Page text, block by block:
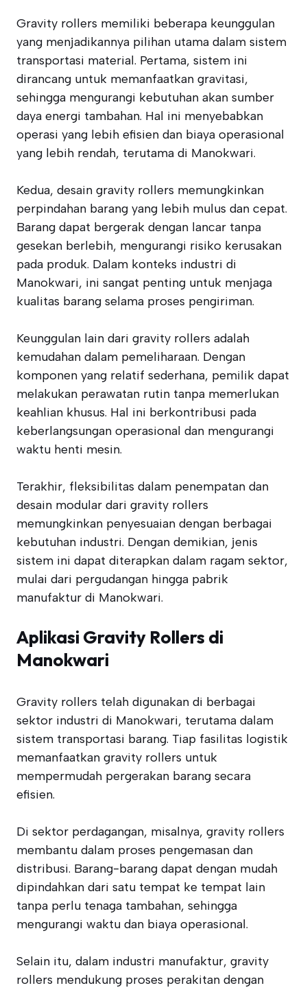
Gravity rollers memiliki beberapa keunggulan
yang menjadikannya pilihan utama dalam sistem
transportasi material. Pertama, sistem ini
dirancang untuk memanfaatkan gravitasi,
sehingga mengurangi kebutuhan akan sumber
daya energi tambahan. Hal ini menyebabkan
operasi yang lebih efisien dan biaya operasional
yang lebih rendah, terutama di Manokwari.
Kedua, desain gravity rollers memungkinkan
perpindahan barang yang lebih mulus dan cepat.
Barang dapat bergerak dengan lancar tanpa
gesekan berlebih, mengurangi risiko kerusakan
pada produk. Dalam konteks industri di
Manokwari, ini sangat penting untuk menjaga
kualitas barang selama proses pengiriman.
Keunggulan lain dari gravity rollers adalah
kemudahan dalam pemeliharaan. Dengan
komponen yang relatif sederhana, pemilik dapat
melakukan perawatan rutin tanpa memerlukan
keahlian khusus. Hal ini berkontribusi pada
keberlangsungan operasional dan mengurangi
waktu henti mesin.
Terakhir, fleksibilitas dalam penempatan dan
desain modular dari gravity rollers
memungkinkan penyesuaian dengan berbagai
kebutuhan industri. Dengan demikian, jenis
sistem ini dapat diterapkan dalam ragam sektor,
mulai dari pergudangan hingga pabrik
manufaktur di Manokwari.
Aplikasi Gravity Rollers di
Manokwari
Gravity rollers telah digunakan di berbagai
sektor industri di Manokwari, terutama dalam
sistem transportasi barang. Tiap fasilitas logistik
memanfaatkan gravity rollers untuk
mempermudah pergerakan barang secara
efisien.
Di sektor perdagangan, misalnya, gravity rollers
membantu dalam proses pengemasan dan
distribusi. Barang-barang dapat dengan mudah
dipindahkan dari satu tempat ke tempat lain
tanpa perlu tenaga tambahan, sehingga
mengurangi waktu dan biaya operasional.
Selain itu, dalam industri manufaktur, gravity
rollers mendukung proses perakitan dengan